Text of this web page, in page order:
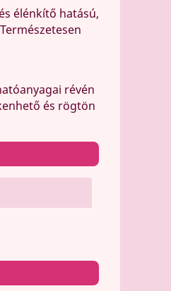
élénkítő hatású,
révén
és rögtön